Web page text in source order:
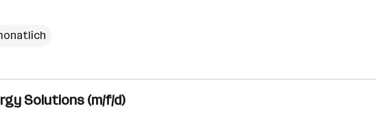
Solutions (m/f/d)